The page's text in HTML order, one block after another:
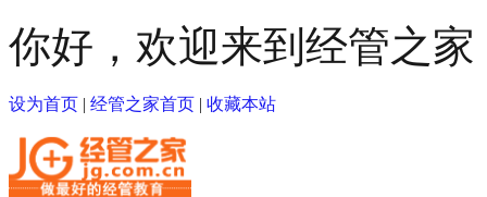
你好，欢迎来到经管之家
设为首页 | 经管之家首页 | 收藏本站